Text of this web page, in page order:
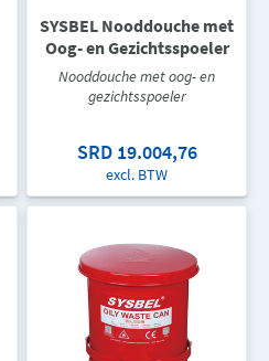
SYSBEL Nooddouche met
Oog- en Gezichtsspoeler
Nooddouche met oog- en
gezichtsspoeler
SRD 19.004,76
excl. BTW